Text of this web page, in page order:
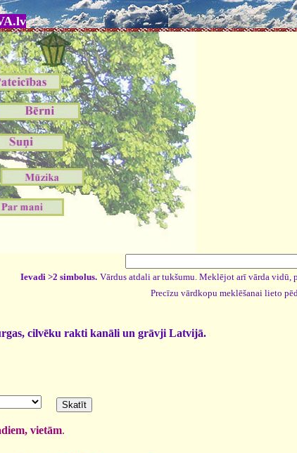
Ievadi >2 simbolus. Vārdus atdali ar tukšumu. Meklējot arī vārda vidū,
Precīzu vārdkopu meklēšanai lieto
cilvēku rakti kanāli un grāvji Latvijā.
vietām.